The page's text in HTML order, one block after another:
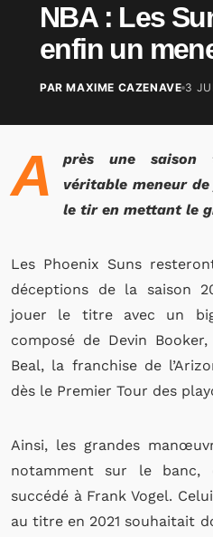
NBA : Les
enfin un
PAR MAXIME CAZENAVE 3
A
près une saison
véritable meneur
le tir en mettant le
Les Phoenix Suns
déceptions de la saison
jouer le titre avec un
composé de Devin
Beal, la franchise de
dès le Premier Tour des
Ainsi, les grandes
notamment sur le banc,
succédé à Frank Vogel.
au titre en 2021 souhaitait